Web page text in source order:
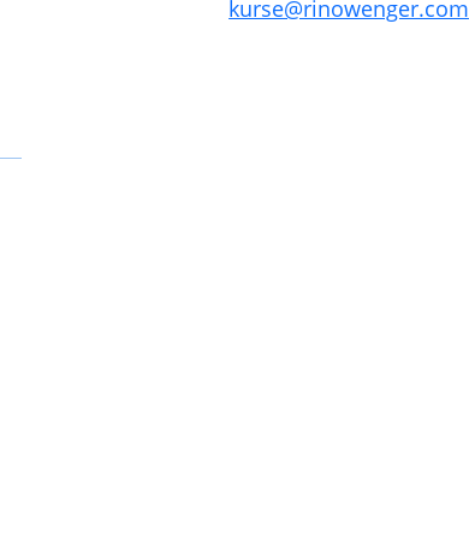
kurse@rinowenger.com